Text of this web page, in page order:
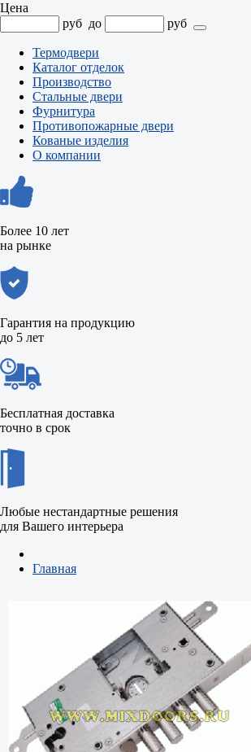
Серия Твин (2)
Серия Британия(7)
Серия Аурум
Арки(7)
Серия Эмма(21)
Серия Офис(74)
Серия Олимп(36)
Серия Модерн(18)
Серия Контур(47)
Серия Компакт(25)
Серия Классика
Цена
руб до руб
Термодвери
Каталог отделок
Производство
Стальные двери
Фурнитура
Противопожарные двери
Кованые изделия
О компании
Более 10 лет
на рынке
Гарантия на продукцию
до 5 лет
Бесплатная доставка
точно в срок
Любые нестандартные решения
для Вашего интерьера
Главная